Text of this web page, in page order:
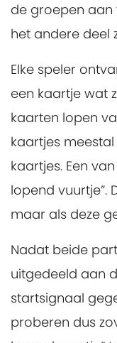
de groepen aan
het andere deel
Elke speler
een kaartje wat
kaarten lopen
kaartjes
kaartjes. Een
lopend vuurtje”.
maar als deze
Nadat beide
uitgedeeld aan
startsignaal
proberen dus